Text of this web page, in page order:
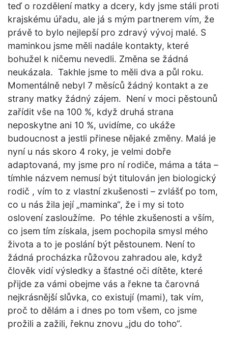
teď o rozdělení matky a dcery, kdy jsme stáli proti
krajskému úřadu, ale já s mým partnerem vím, že
právě to bylo nejlepší pro zdravý vývoj malé. S
maminkou jsme měli nadále kontakty, které
bohužel k ničemu nevedli. Změna se žádná
neukázala. Takhle jsme to měli dva a půl roku.
Momentálně nebyl 7 měsíců žádný kontakt a ze
strany matky žádný zájem. Není v moci pěstounů
zařídit vše na 100 %, když druhá strana
neposkytne ani 10 %, uvidíme, co ukáže
budoucnost a jestli přinese nějaké změny. Malá je
nyní u nás skoro 4 roky, je velmi dobře
adaptovaná, my jsme pro ní rodiče, máma a táta –
tímhle názvem nemusí být titulován jen biologický
rodič , vím to z vlastní zkušenosti – zvlášť po tom,
co u nás žila její „maminka“, že i my si toto
oslovení zasloužíme. Po téhle zkušenosti a vším,
co jsem tím získala, jsem pochopila smysl mého
života a to je poslání být pěstounem. Není to
žádná procházka růžovou zahradou ale, když
člověk vidí výsledky a šťastné oči dítěte, které
přijde za vámi obejme vás a řekne ta čarovná
nejkrásnější slůvka, co existují (mami), tak vím,
proč to dělám a i dnes po tom všem, co jsme
prožili a zažili, řeknu znovu „jdu do toho“.